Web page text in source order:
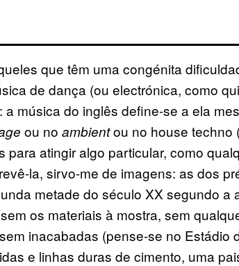
que têm uma congénita
de dança (ou electrónica, como
música do inglês define-se a ela
ou no ambientou no house techno
para atingir algo particular, como
la, sirvo-me de imagens: as dos
metade do século XX segundo a
os materiais à mostra, sem
inacabadas (pense-se no Estádio
e linhas duras de cimento, uma